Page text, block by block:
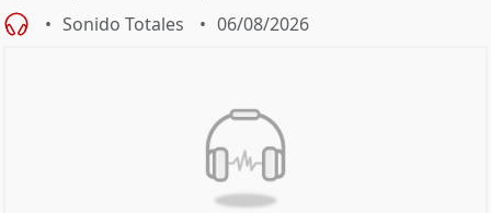
Sonido Totales 06/08/2026